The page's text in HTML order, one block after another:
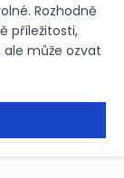
Rozhodně
příležitosti,
může ozvat